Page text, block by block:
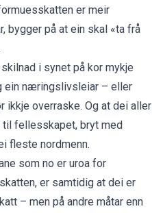
er meir
bygger på at ein skal «ta frå
i synet på kor mykje
ein næringslivsleiar – eller
ikkje overraske. Og at dei aller
fellesskapet, bryt med
fleste nordmenn.
som no er uroa for
er samtidig at dei er
– men på andre måtar enn